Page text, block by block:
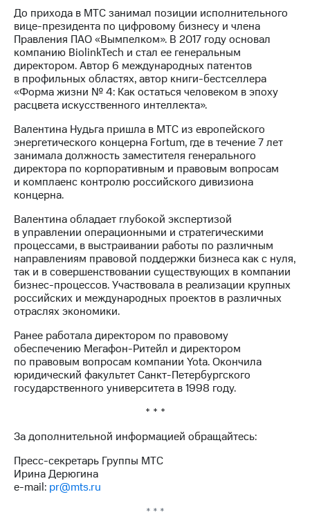
регионе
и акционерам
Корпоративное
управление
Корпоративный
секретарь
Раскрытие
информации
Информация
акционерам
Документы
ПАО
"МТС"
Собрания
акционеров
Личный
кабинет
акционера
Акционерный
капитал
Контроль
и
аудит
Рынок
акций
Описание
Программа
выкупа
Дивиденды
Рынок
облигаций
До прихода в МТС занимал позиции исполнительного
вице-президента по цифровому бизнесу и члена
Правления ПАО «Вымпелком». В 2017 году основал
компанию BiolinkTech и стал ее генеральным
директором. Автор 6 международных патентов
в профильных областях, автор книги-бестселлера
«Форма жизни № 4: Как остаться человеком в эпоху
расцвета искусственного интеллекта».
Валентина Нудьга пришла в МТС из европейского
энергетического концерна Fortum, где в течение 7 лет
занимала должность заместителя генерального
директора по корпоративным и правовым вопросам
и комплаенс контролю российского дивизиона
концерна.
Валентина обладает глубокой экспертизой
в управлении операционными и стратегическими
процессами, в выстраивании работы по различным
направлениям правовой поддержки бизнеса как с нуля,
так и в совершенствовании существующих в компании
бизнес-процессов. Участвовала в реализации крупных
российских и международных проектов в различных
отраслях экономики.
Ранее работала директором по правовому
обеспечению Мегафон-Ритейл и директором
по правовым вопросам компании Yota. Окончила
юридический факультет Санкт-Петербургского
государственного университета в 1998 году.
* * *
За дополнительной информацией обращайтесь:
Пресс-секретарь Группы МТС
Ирина Дерюгина
e-mail: pr@mts.ru
* * *